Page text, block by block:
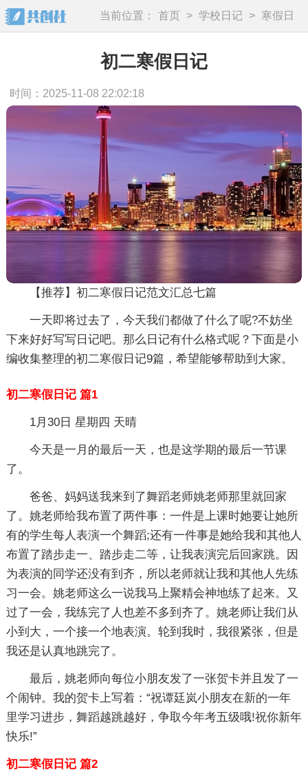
当前位置： 首页 > 学校日记 >
寒假日
记
初二寒假日记
时间：2025-11-08 22:02:18
【推荐】初二寒假日记范文汇总七篇
一天即将过去了，今天我们都做了什么了呢?不妨坐
下来好好写写日记吧。那么日记有什么格式呢？下面是小
编收集整理的初二寒假日记9篇，希望能够帮助到大家。
初二寒假日记 篇1
1月30日 星期四 天晴
今天是一月的最后一天，也是这学期的最后一节课
了。
爸爸、妈妈送我来到了舞蹈老师姚老师那里就回家
了。姚老师给我布置了两件事：一件是上课时她要让她所
有的学生每人表演一个舞蹈;还有一件事是她给我和其他人
布置了踏步走一、踏步走二等，让我表演完后回家跳。因
为表演的同学还没有到齐，所以老师就让我和其他人先练
习一会。姚老师这么一说我马上聚精会神地练了起来。又
过了一会，我练完了人也差不多到齐了。姚老师让我们从
小到大，一个接一个地表演。轮到我时，我很紧张，但是
我还是认真地跳完了。
最后，姚老师向每位小朋友发了一张贺卡并且发了一
个闹钟。我的贺卡上写着：“祝谭廷岚小朋友在新的一年
里学习进步，舞蹈越跳越好，争取今年考五级哦!祝你新年
快乐!”
初二寒假日记 篇2